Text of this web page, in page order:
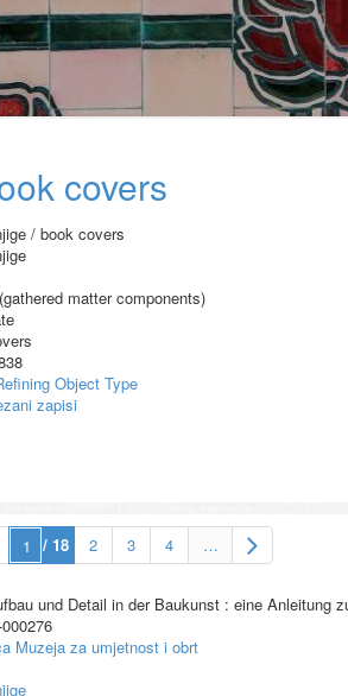
covers
/ book covers
matter components)
Object Type
zapisi
/ 18 2 3 4 …
und Detail in der Baukunst : eine Anleitung
Muzeja za umjetnost i obrt